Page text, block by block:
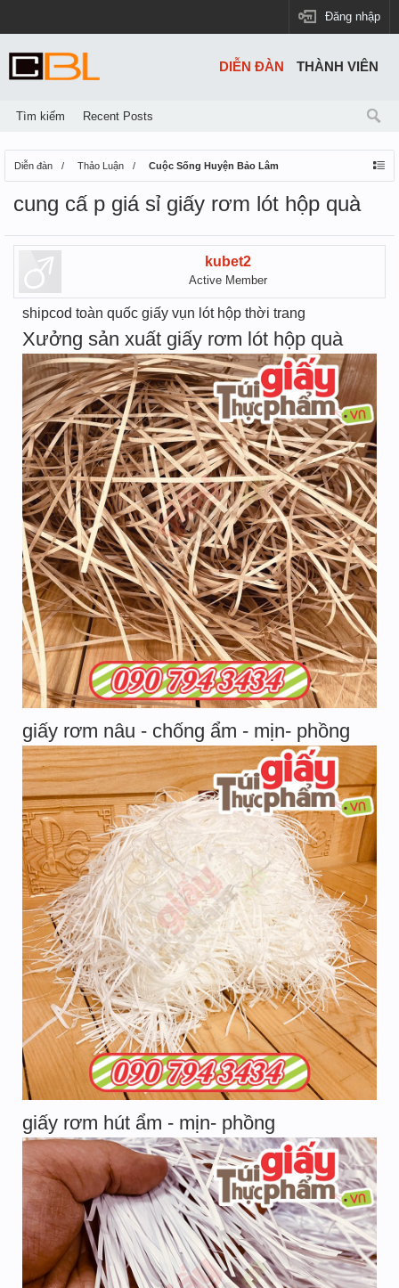
Đăng nhập
Diễn đàn Thảo Luận Cuộc Sống Huyện Bảo Lâm
cung cấ p giá sỉ giấy rơm lót hộp quà
kubet2
Active Member
shipcod toàn quốc giấy vụn lót hộp thời trang
Xưởng sản xuất giấy rơm lót hộp quà
giấy rơm nâu - chống ẩm - mịn- phồng
giấy rơm hút ẩm - mịn- phồng
DIỄN ĐÀN
Tìm kiếm Recent Posts
THÀNH VIÊN